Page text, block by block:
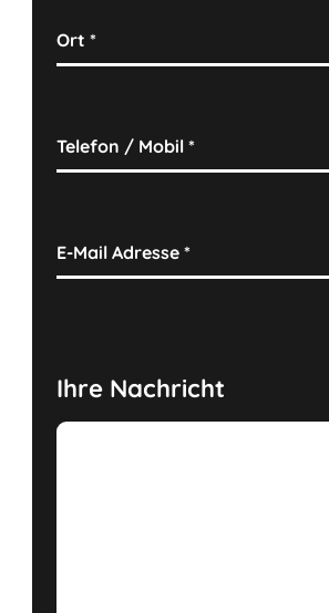
Ort*
Telefon / Mobil*
E-Mail Adresse*
Ihre Nachricht